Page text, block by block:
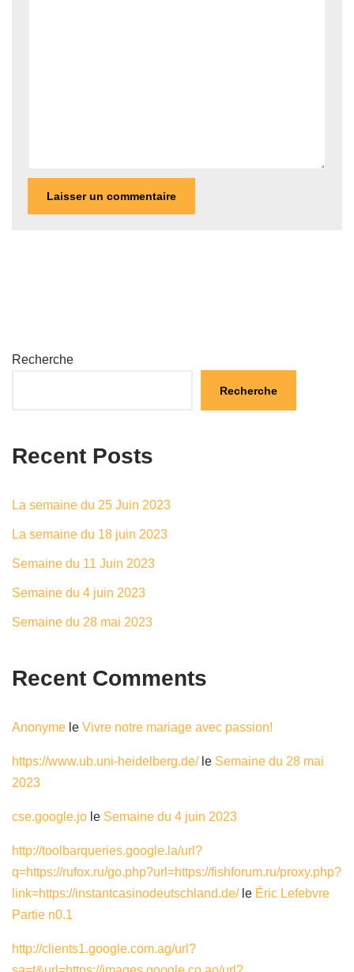
Recherche
Recherche
Recent Posts
La semaine du 25 Juin 2023
La semaine du 18 juin 2023
Semaine du 11 Juin 2023
Semaine du 4 juin 2023
Semaine du 28 mai 2023
Recent Comments
Anonyme le Vivre notre mariage avec passion!
https://www.ub.uni-heidelberg.de/le Semaine du 28 mai
2023
cse.google.jo le Semaine du 4 juin 2023
http://toolbarqueries.google.la/url?
q=https://rufox.ru/go.php?url=https://fishforum.ru/proxy.php?
link=https://instantcasinodeutschland.de/le Éric Lefebvre
Partie n0.1
http://clients1.google.com.ag/url?